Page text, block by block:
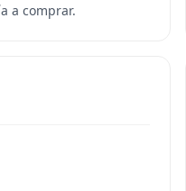
a comprar.